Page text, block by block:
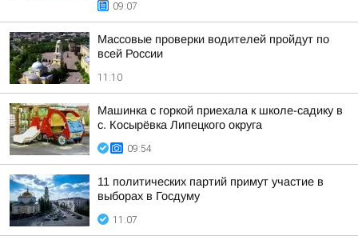
09:07
Массовые проверки водителей пройдут по
всей России
11:10
Машинка с горкой приехала к школе-садику в
с. Косырёвка Липецкого округа
09:54
11 политических партий примут участие в
выборах в Госдуму
11:07